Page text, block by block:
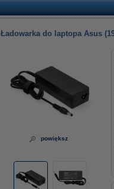
Ładowarka do laptopa Asus
powiększ